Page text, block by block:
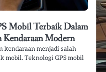
Mobil Terbaik Dalam
Kendaraan Modern
kendaraan menjadi salah
mobil. Teknologi GPS mobil